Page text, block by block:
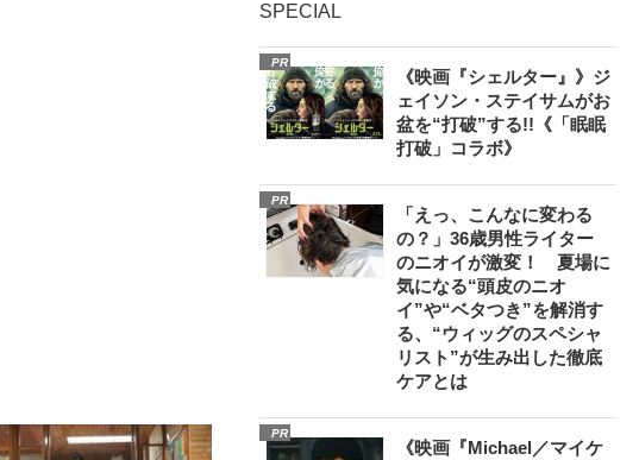
SPECIAL
PR
《映画『シェルター』》ジ
ェイソン・ステイサムがお
盆を“打破”する!!《「眠眠
打破」コラボ》
PR
「えっ、こんなに変わる
の？」36歳男性ライター
のニオイが激変！ 夏場に
気になる“頭皮のニオ
イ”や“ベタつき”を解消す
る、“ウィッグのスペシャ
リスト”が生み出した徹底
ケアとは
PR
《映画『Michael／マイケ